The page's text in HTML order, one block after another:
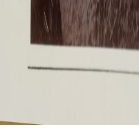
Современная
Дар Петера
Образование и
Молодёжный